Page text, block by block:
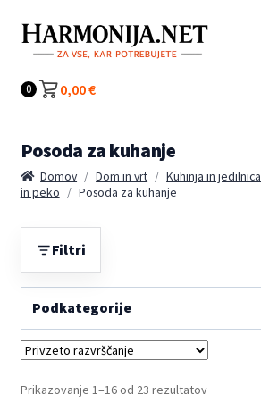
Preskoči
na
navigacijo
Preskoči
na
vsebino
0 0,00€
Posoda za kuhanje
Domov / Dom in vrt / Kuhinja in jedilnica
in peko / Posoda za kuhanje
Filtri
Podkategorije
Prikazovanje 1–16 od 23 rezultatov